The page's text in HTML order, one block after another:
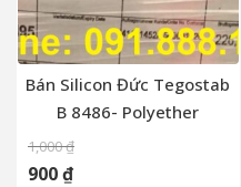
Bán Silicon Đức Tegostab
B 8486- Polyether
Polydimethylsiloxane
1,000₫
900₫